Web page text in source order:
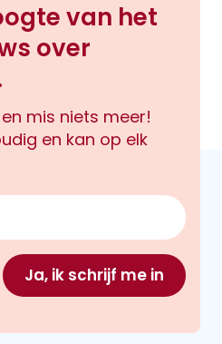
van het
over
mis niets meer!
en kan op elk
Ja, ik schrijf me in